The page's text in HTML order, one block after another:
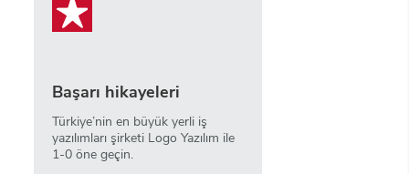
Başarı hikayeleri
Türkiye’nin en büyük yerli iş
yazılımları şirketi Logo Yazılım ile
1-0 öne geçin.